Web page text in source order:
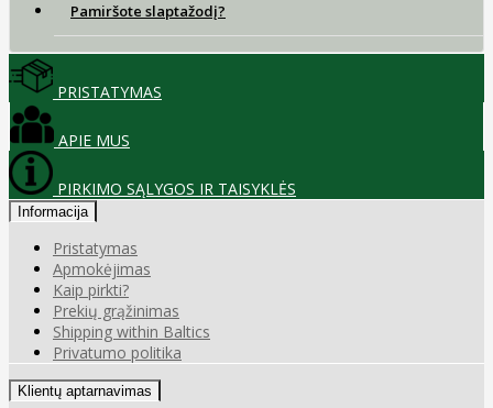
Pamiršote slaptažodį?
PRISTATYMAS
APIE MUS
PIRKIMO SĄLYGOS IR TAISYKLĖS
Informacija
Pristatymas
Apmokėjimas
Kaip pirkti?
Prekių grąžinimas
Shipping within Baltics
Privatumo politika
Klientų aptarnavimas